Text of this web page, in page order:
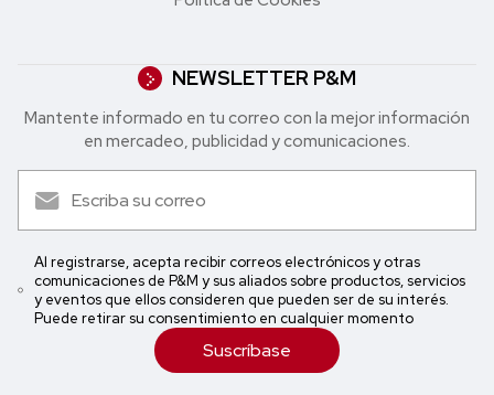
NEWSLETTER P&M
Mantente informado en tu correo con la mejor in formación
en mercadeo, publicidad y comunicaciones.
Al registrarse, acepta recibir correos electrónicos y otras
comunicaciones de P&M y sus aliados sobre productos, servicios
y eventos que ellos consideren que pueden ser de su interés.
Puede retirar su consentimiento en cualquier momento
Suscríbase